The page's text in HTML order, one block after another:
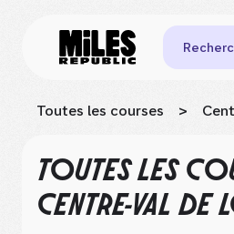
Toutes les courses >
TOUTES LES
CENTRE-VAL DE